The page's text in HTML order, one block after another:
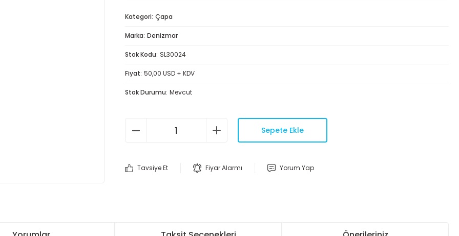
Kategori Çapa
Marka Denizmar
Stok Kodu SL30024
Fiyat 50,00 USD + KDV
Stok Durumu Mevcut
Sepete Ekle
Tavsiye Et Fiyar Alarmı Yorum Yap